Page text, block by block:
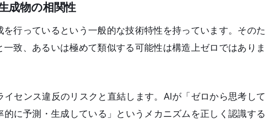
成物の相関性
行っているという一般的な技術特性を持っています。そのた
致、あるいは極めて類似する可能性は構造上ゼロではありま
センス違反のリスクと直結します。AIが「ゼロから思考して
に予測・生成している」というメカニズムを正しく認識する